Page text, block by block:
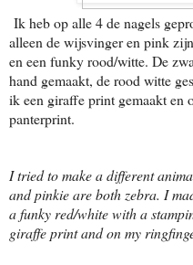
Ik heb op alle 4 de nagels
alleen de wijsvinger en pink
en een funky rood/witte. De
hand gemaakt, de rood witte
ik een giraffe print gemaakt en
panterprint.
I tried to make a different
and pinkie are both zebra. I
a funky red/white with a
giraffe print and on my